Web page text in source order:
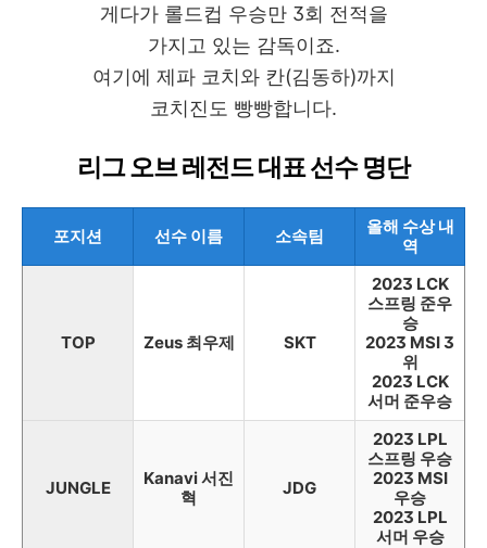
게다가 롤드컵 우승만 3회 전적을
가지고 있는 감독이죠.
여기에 제파 코치와 칸(김동하)까지
코치진도 빵빵합니다.
리그 오브 레전드 대표 선수 명단
포지션 선수 이름 소속팀
올해 수상 내
역
TOP Zeus 최우제 SKT
2023 LCK
스프링 준우
승
2023 MSI 3
위
2023 LCK
서머 준우승
JUNGLE
Kanavi 서진
혁
JDG
2023 LPL
스프링 우승
2023 MSI
우승
2023 LPL
서머 우승